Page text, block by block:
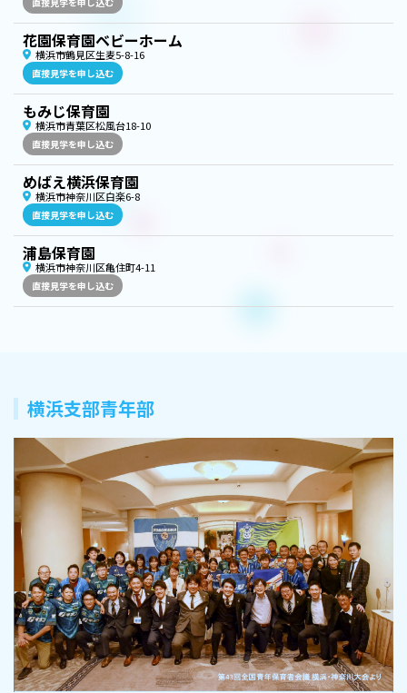
花園保育園ベビーホーム
横浜市鶴見区生麦5-8-16
直接見学を申し込む
もみじ保育園
横浜市青葉区松風台18-10
直接見学を申し込む
めばえ横浜保育園
横浜市神奈川区白楽6-8
直接見学を申し込む
浦島保育園
横浜市神奈川区亀住町4-11
直接見学を申し込む
横浜支部青年部